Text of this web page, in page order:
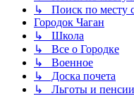
↳ Поиск по месту
Городок Чаган
↳ Школа
↳ Все о Городке
↳ Военное
↳ Доска почета
↳ Льготы и пенсии